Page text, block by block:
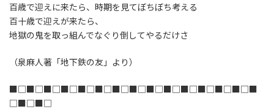
百歳で迎えに来たら、時期を見てぼちぼち考える
百十歳で迎えが来たら、
地獄の鬼を取っ組んでなぐり倒してやるだけさ
（泉麻人著「地下鉄の友」より）
■□■□■□■□■□■□■□■□■□■□■□■□■□■□■
□■□■□